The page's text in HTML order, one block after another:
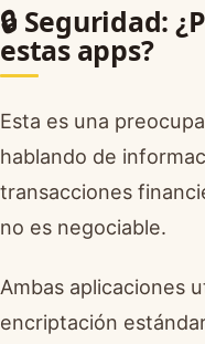
🔒 Seguridad:
estas apps?
Esta es una
hablando de
transacciones
no es negociable.
Ambas aplicaciones
encriptación